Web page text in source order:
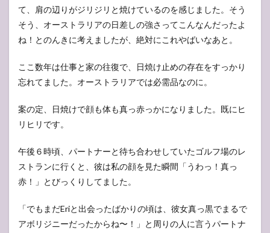
て、肩の辺りがジリジリと焼けているのを感じました。そう
そう、オーストラリアの日差しの強さってこんなんだったよ
ね！とのんきに考えましたが、絶対にこれやばいなあと。
ここ数年は仕事と家の往復で、日焼け止めの存在をすっかり
忘れてました。オーストラリアでは必需品なのに。
案の定、日焼けで顔も体も真っ赤っかになりました。既にヒ
リヒリです。
午後６時頃、パートナーと待ち合わせしていたゴルフ場のレ
ストランに行くと、彼は私の顔を見た瞬間「うわっ！真っ
赤！」とびっくりしてました。
「でもまだEriと出会ったばかりの頃は、彼女真っ黒でまるで
アボリジニーだったからね〜！」と周りの人に言うパートナ